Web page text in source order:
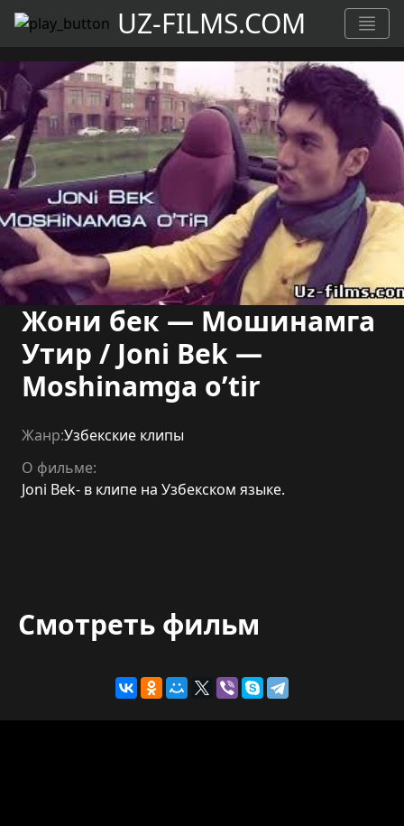
UZ-FILMS.COM
Жони бек — Мошинамга
Утир / Joni Bek —
Moshinamga o’tir
Жанр:Узбекские клипы
О фильме:
Joni Bek- в клипе на Узбекском языке.
Смотреть фильм